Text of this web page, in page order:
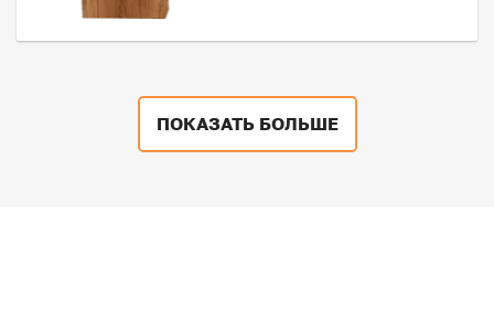
ПОКАЗАТЬ БОЛЬШЕ